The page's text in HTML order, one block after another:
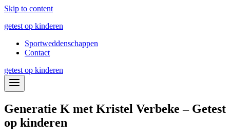
Skip to content
getest op kinderen
Sportweddenschappen
Contact
getest op kinderen
Generatie K met Kristel Verbeke – Getest
op kinderen